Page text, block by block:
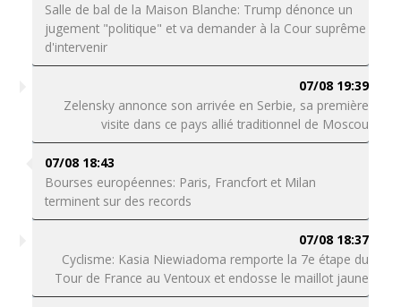
Salle de bal de la Maison Blanche: Trump dénonce un
jugement "politique" et va demander à la Cour suprême
d'intervenir
07/08 19:39
Zelensky annonce son arrivée en Serbie, sa première
visite dans ce pays allié traditionnel de Moscou
07/08 18:43
Bourses européennes: Paris, Francfort et Milan
terminent sur des records
07/08 18:37
Cyclisme: Kasia Niewiadoma remporte la 7e étape du
Tour de France au Ventoux et endosse le maillot jaune